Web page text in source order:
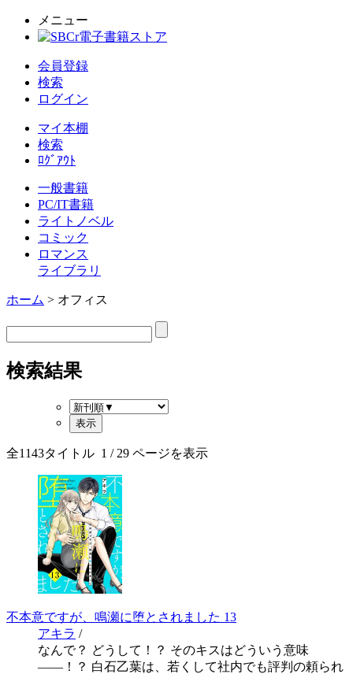
メニュー
会員登録
検索
ログイン
マイ本棚
検索
ﾛｸﾞｱｳﾄ
一般書籍
PC/IT書籍
ライトノベル
コミック
ロマンス
ライブラリ
ホーム > オフィス
検索結果
全1143タイトル 1 / 29 ページを表示
不本意ですが、鳴瀬に堕とされました 13
アキラ /
なんで？ どうして！？ そのキスはどういう意味
――！？ 白石乙葉は、若くして社内でも評判の頼られ